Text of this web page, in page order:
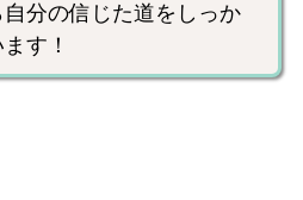
自分の信じた道をしっか
す！